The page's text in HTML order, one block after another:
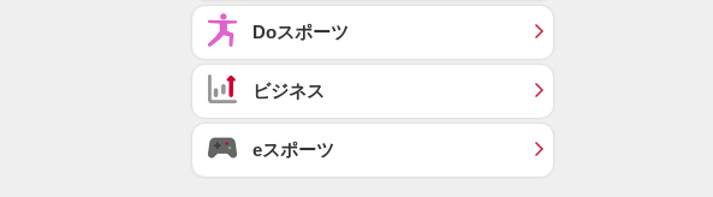
Doスポーツ
ビジネス
eスポーツ